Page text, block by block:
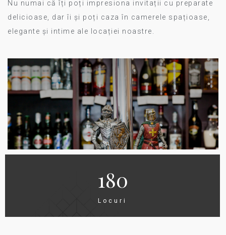
Nu numai că îți poți impresiona invitații cu preparate
delicioase, dar îi și poți caza în camerele spațioase,
elegante și intime ale locației noastre.
Locuri
180